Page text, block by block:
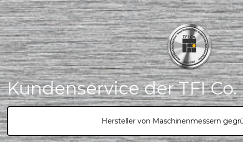
Kundenservice der TFI Co.
Hersteller von Maschinenmessern